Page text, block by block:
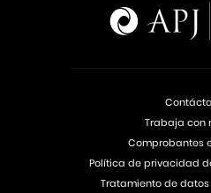
Trabaja con
Comprobantes
Política de privacidad
Tratamiento de